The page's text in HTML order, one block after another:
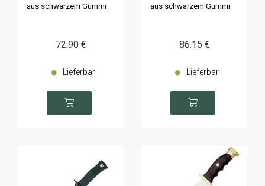
aus schwarzem Gummi
72.90 €
Lieferbar
aus schwarzem Gummi
86.15 €
Lieferbar